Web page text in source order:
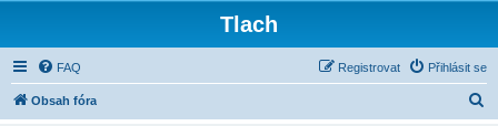
Tlach
FAQ Přihlásit se
Registrovat
Obsah fóra